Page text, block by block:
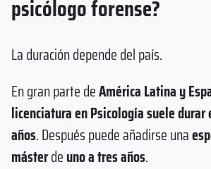
psicólogo forense?
La duración depende del país.
En gran parte deAmérica Latina y
licenciatura en Psicología suele
años. Después puede añadirse una
másterdeuno a tres años.